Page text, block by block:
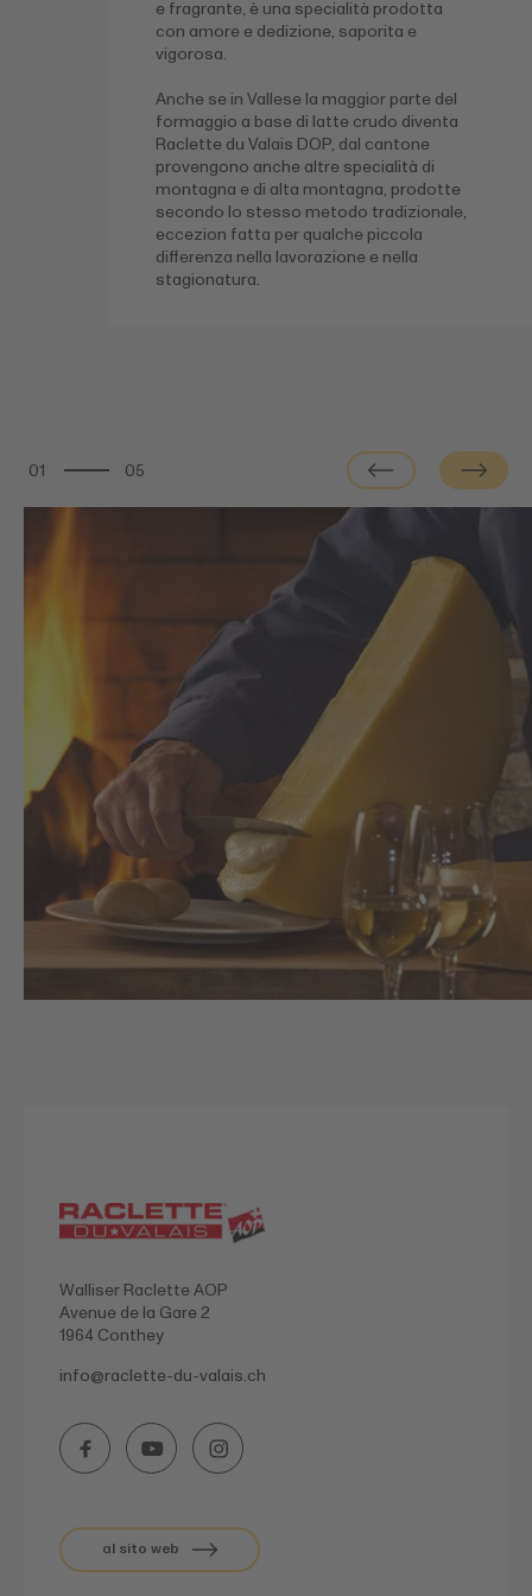
e fragrante, è una specialità prodotta
con amore e dedizione, saporita e
vigorosa.
Anche se in Vallese la maggior parte del
formaggio a base di latte crudo diventa
Raclette du Valais DOP, dal cantone
provengono anche altre specialità di
montagna e di alta montagna, prodotte
secondo lo stesso metodo tradizionale,
eccezion fatta per qualche piccola
differenza nella lavorazione e nella
stagionatura.
01 05
Walliser Raclette AOP
Avenue de la Gare 2
1964 Conthey
info@raclette-du-valais.ch
al sito web